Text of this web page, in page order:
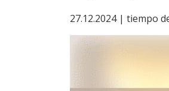
27.12.2024 | tiempo